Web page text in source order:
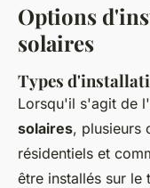
Options
solaires
Types
Lorsqu'il s'agit de l'
solaires, plusieurs
résidentiels et
être installés sur